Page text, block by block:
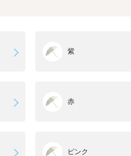
紫
赤
ピンク